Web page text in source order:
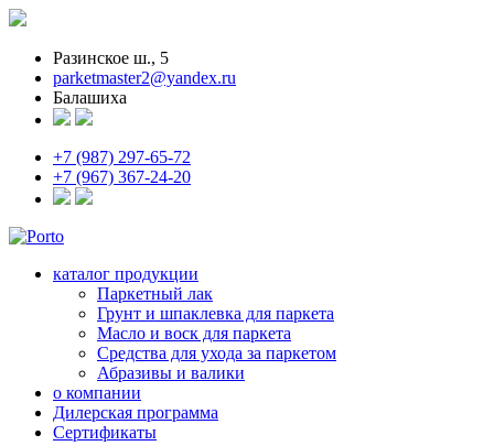
Разинское ш., 5
parketmaster2@yandex.ru
Балашиха
+7 (987) 297-65-72
+7 (967) 367-24-20
каталог продукции
Паркетный лак
Грунт и шпаклевка для паркета
Масло и воск для паркета
Средства для ухода за паркетом
Абразивы и валики
о компании
Дилерская программа
Сертификаты